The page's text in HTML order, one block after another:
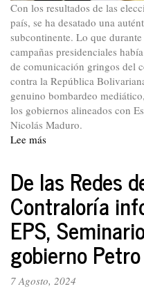
Con los resultados de las
país, se ha desatado una
subcontinente. Lo que
campañas presidenciales
de comunicación gringos del
contra la República
genuino bombardeo
los gobiernos alineados con
Nicolás Maduro.
Lee más
de
Venezuela
y
las
lecciones
del
De las Redes
Contraloría
EPS,
gobierno Petro
7 Agosto, 2024